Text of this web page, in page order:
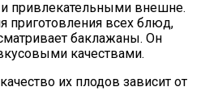
привлекательными внешне.
приготовления всех блюд,
баклажаны. Он
качествами.
их плодов зависит от